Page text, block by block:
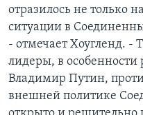
Языки
отразилось не только
ситуации в
- отмечает Хоугленд. -
лидеры, в особенности
Владимир Путин,
внешней политике